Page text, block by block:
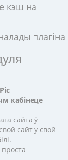
кэш на
плагіна
кабінеце
сайта ў
сайт у свой